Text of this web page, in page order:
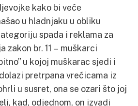
kako bi veće
u hladnjaku u obliku
spada i reklama za
zakon br. 11 – muškarci
u kojoj muškarac sjedi i
pretrpana vrećicama iz
u susret, ona se ozari što joj
kad, odjednom, on izvadi